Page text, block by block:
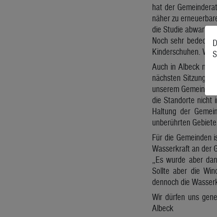
hat der
näher zu
die Studie
Noch sehr bedeckt
Kinderschuhen. Wir
Auch in Albeck
nächsten Sitzung
unserem
die Standorte nicht
Haltung der
unberührten
Für die Gemeinden
Wasserkraft an der
„Es wurde aber
Sollte aber die
dennoch die
Wir dürfen uns
Albeck